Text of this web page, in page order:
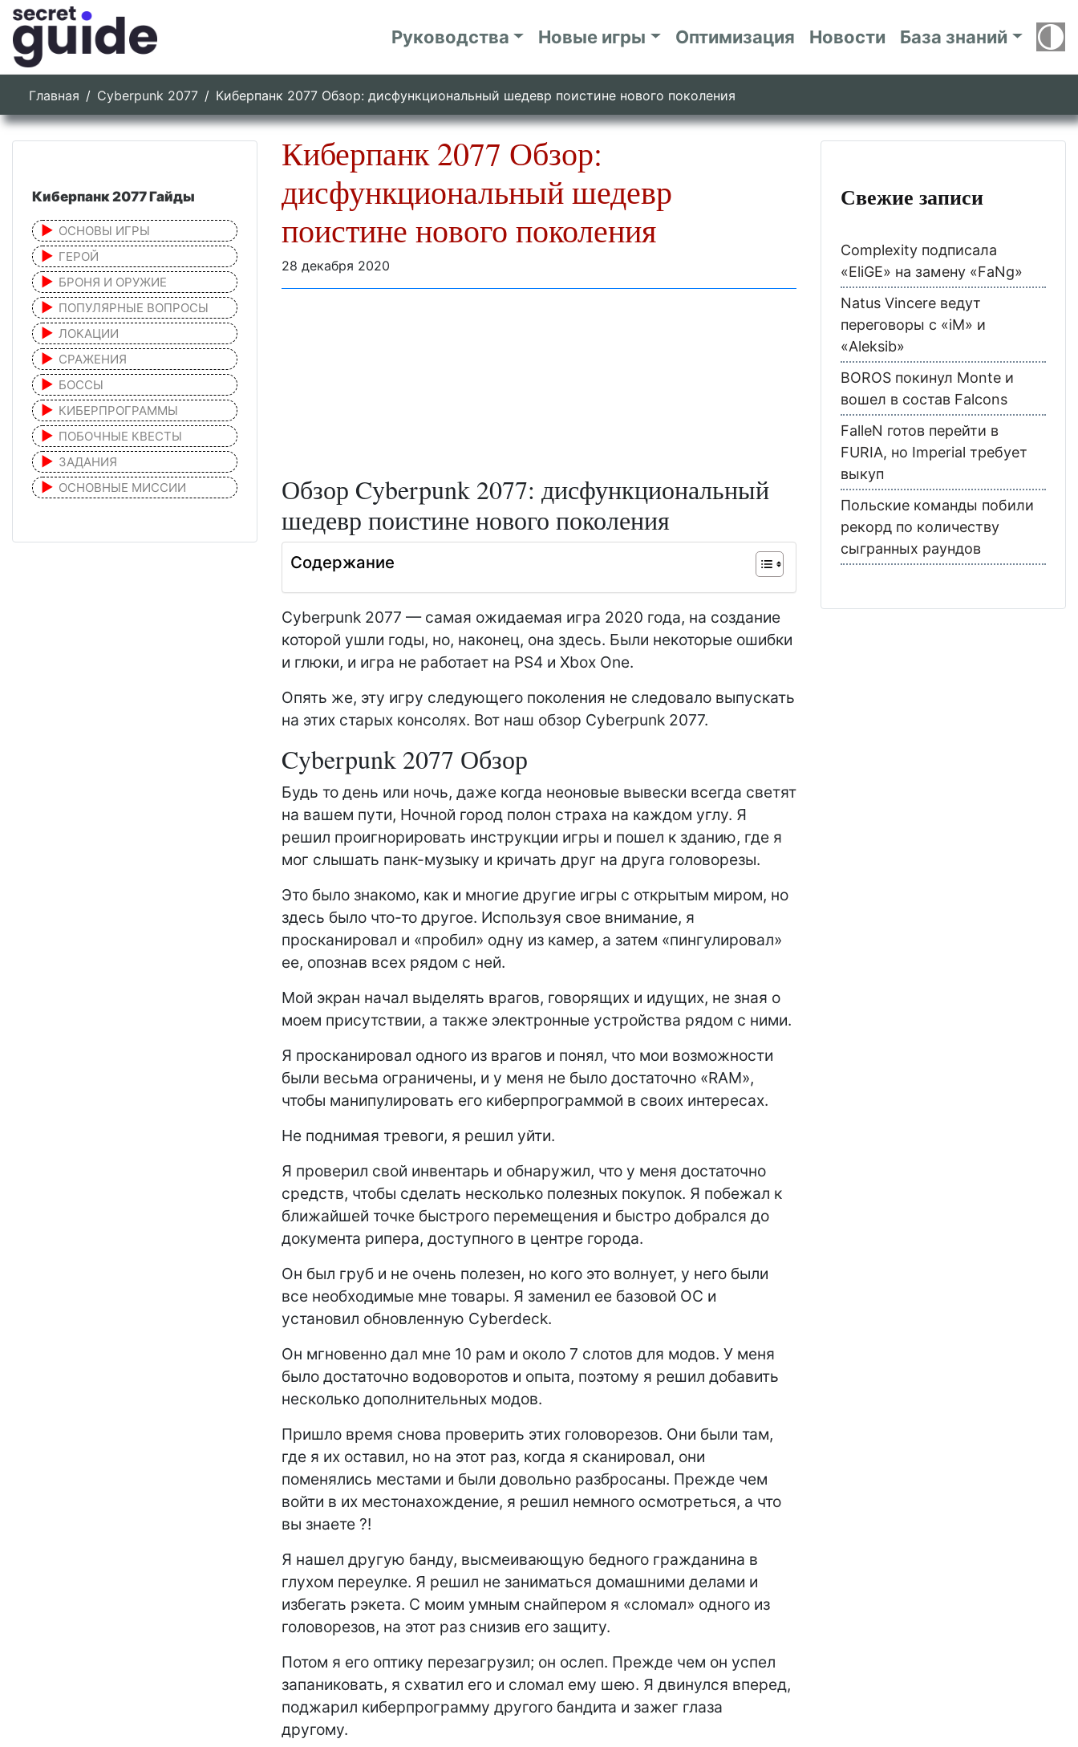
Руководства Новые игры Оптимизация Новости База знаний
Главная Cyberpunk 2077 Киберпанк 2077 Обзор: дисфункциональный шедевр поистине нового поколения
Киберпанк 2077 Обзор:
дисфункциональный шедевр
поистине нового поколения
28 декабря 2020
Обзор Cyberpunk 2077: дисфункциональный
шедевр поистине нового поколения
Содержание
Cyberpunk 2077 — самая ожидаемая игра 2020 года, на создание
которой ушли годы, но, наконец, она здесь. Были некоторые ошибки
и глюки, и игра не работает на PS4 и Xbox One.
Опять же, эту игру следующего поколения не следовало выпускать
на этих старых консолях. Вот наш обзор Cyberpunk 2077.
Cyberpunk 2077 Обзор
Будь то день или ночь, даже когда неоновые вывески всегда светят
на вашем пути, Ночной город полон страха на каждом углу. Я
решил проигнорировать инструкции игры и пошел к зданию, где я
мог слышать панк-музыку и кричать друг на друга головорезы.
Это было знакомо, как и многие другие игры с открытым миром, но
здесь было что-то другое. Используя свое внимание, я
просканировал и «пробил» одну из камер, а затем «пингулировал»
ее, опознав всех рядом с ней.
Мой экран начал выделять врагов, говорящих и идущих, не зная о
моем присутствии, а также электронные устройства рядом с ними.
Я просканировал одного из врагов и понял, что мои возможности
были весьма ограничены, и у меня не было достаточно «RAM»,
чтобы манипулировать его киберпрограммой в своих интересах.
Не поднимая тревоги, я решил уйти.
Я проверил свой инвентарь и обнаружил, что у меня достаточно
средств, чтобы сделать несколько полезных покупок. Я побежал к
ближайшей точке быстрого перемещения и быстро добрался до
документа рипера, доступного в центре города.
Он был груб и не очень полезен, но кого это волнует, у него были
все необходимые мне товары. Я заменил ее базовой ОС и
установил обновленную Cyberdeck.
Он мгновенно дал мне 10 рам и около 7 слотов для модов. У меня
было достаточно водоворотов и опыта, поэтому я решил добавить
несколько дополнительных модов.
Пришло время снова проверить этих головорезов. Они были там,
где я их оставил, но на этот раз, когда я сканировал, они
поменялись местами и были довольно разбросаны. Прежде чем
войти в их местонахождение, я решил немного осмотреться, а что
вы знаете ?!
Я нашел другую банду, высмеивающую бедного гражданина в
глухом переулке. Я решил не заниматься домашними делами и
избегать рэкета. С моим умным снайпером я «сломал» одного из
головорезов, на этот раз снизив его защиту.
Потом я его оптику перезагрузил; он ослеп. Прежде чем он успел
запаниковать, я схватил его и сломал ему шею. Я двинулся вперед,
поджарил киберпрограмму другого бандита и зажег глаза
другому.
Киберпанк 2077 Гайды
ОСНОВЫ ИГРЫ
ГЕРОЙ
БРОНЯ И ОРУЖИЕ
ПОПУЛЯРНЫЕ ВОПРОСЫ
ЛОКАЦИИ
СРАЖЕНИЯ
БОССЫ
КИБЕРПРОГРАММЫ
ПОБОЧНЫЕ КВЕСТЫ
ЗАДАНИЯ
ОСНОВНЫЕ МИССИИ
Свежие записи
Complexity подписала
«EliGE» на замену «FaNg»
Natus Vincere ведут
переговоры с «iM» и
«Aleksib»
BOROS покинул Monte и
вошел в состав Falcons
FalleN готов перейти в
FURIA, но Imperial требует
выкуп
Польские команды побили
рекорд по количеству
сыгранных раундов